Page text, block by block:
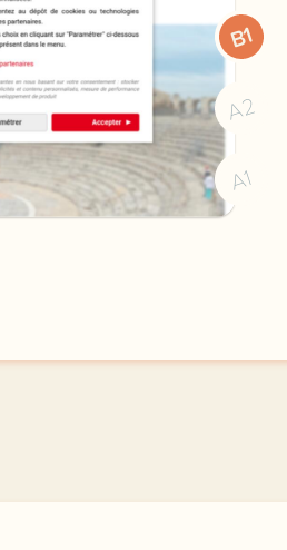
B1
A2
A1